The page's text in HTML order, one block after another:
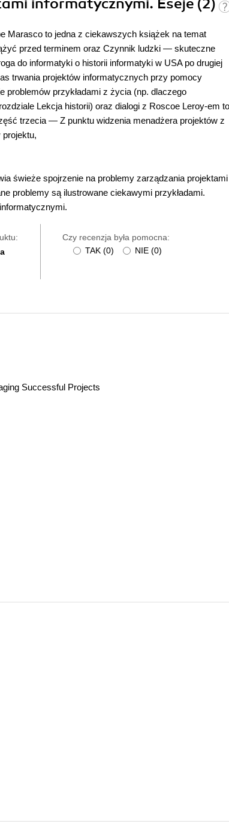
informatycznymi. Eseje (2)
Marasco to jedna z ciekawszych książek na temat
przed terminem oraz Czynnik ludzki — skuteczne
do informatyki o historii informatyki w USA po drugiej
trwania projektów informatycznych przy pomocy
przykładami z życia (np. dlaczego
Lekcja historii) oraz dialogi z Roscoe Leroy-em to
trzecia — Z punktu widzenia menadżera projektów z
świeże spojrzenie na problemy zarządzania projektami
problemy są ilustrowane ciekawymi przykładami.
Czy recenzja była pomocna:
TAK (0) NIE (0)
Successful Projects